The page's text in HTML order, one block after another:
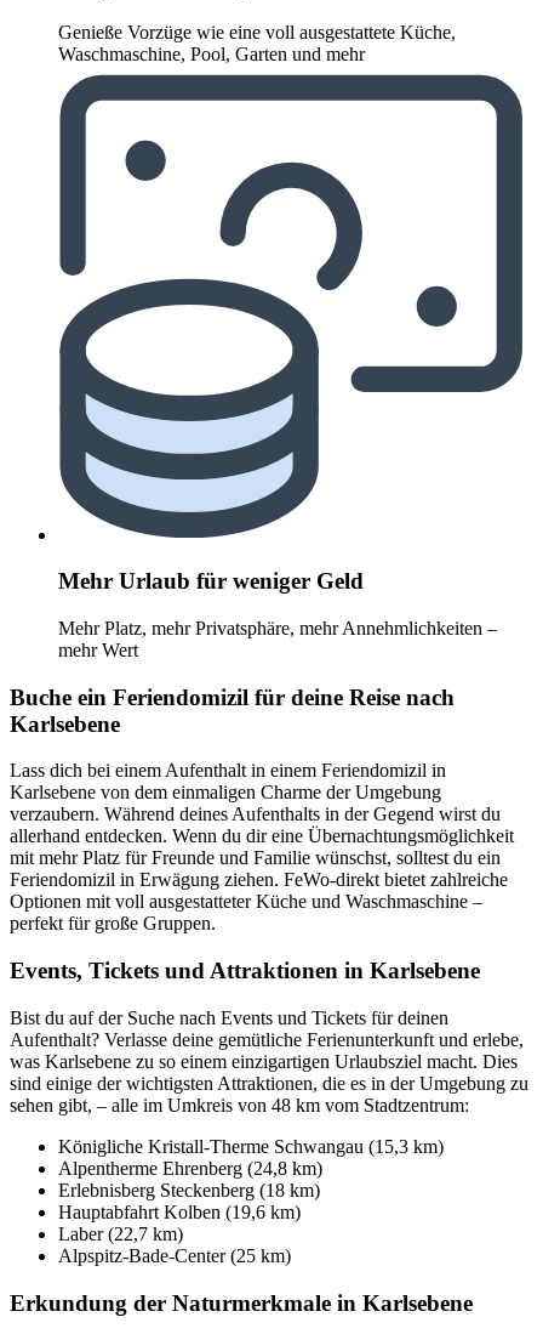
Genieße Vorzüge wie eine voll ausgestattete Küche,
Waschmaschine, Pool, Garten und mehr
Mehr Urlaub für weniger Geld
Mehr Platz, mehr Privatsphäre, mehr Annehmlichkeiten –
mehr Wert
Buche ein Feriendomizil für deine Reise nach
Karlsebene
Lass dich bei einem Aufenthalt in einem Feriendomizil in
Karlsebene von dem einmaligen Charme der Umgebung
verzaubern. Während deines Aufenthalts in der Gegend wirst du
allerhand entdecken. Wenn du dir eine Übernachtungsmöglichkeit
mit mehr Platz für Freunde und Familie wünschst, solltest du ein
Feriendomizil in Erwägung ziehen. FeWo-direkt bietet zahlreiche
Optionen mit voll ausgestatteter Küche und Waschmaschine –
perfekt für große Gruppen.
Events, Tickets und Attraktionen in Karlsebene
Bist du auf der Suche nach Events und Tickets für deinen
Aufenthalt? Verlasse deine gemütliche Ferienunterkunft und erlebe,
was Karlsebene zu so einem einzigartigen Urlaubsziel macht. Dies
sind einige der wichtigsten Attraktionen, die es in der Umgebung zu
sehen gibt, – alle im Umkreis von 48 km vom Stadtzentrum:
Königliche Kristall-Therme Schwangau (15,3 km)
Alpentherme Ehrenberg (24,8 km)
Erlebnisberg Steckenberg (18 km)
Hauptabfahrt Kolben (19,6 km)
Laber (22,7 km)
Alpspitz-Bade-Center (25 km)
Erkundung der Naturmerkmale in Karlsebene